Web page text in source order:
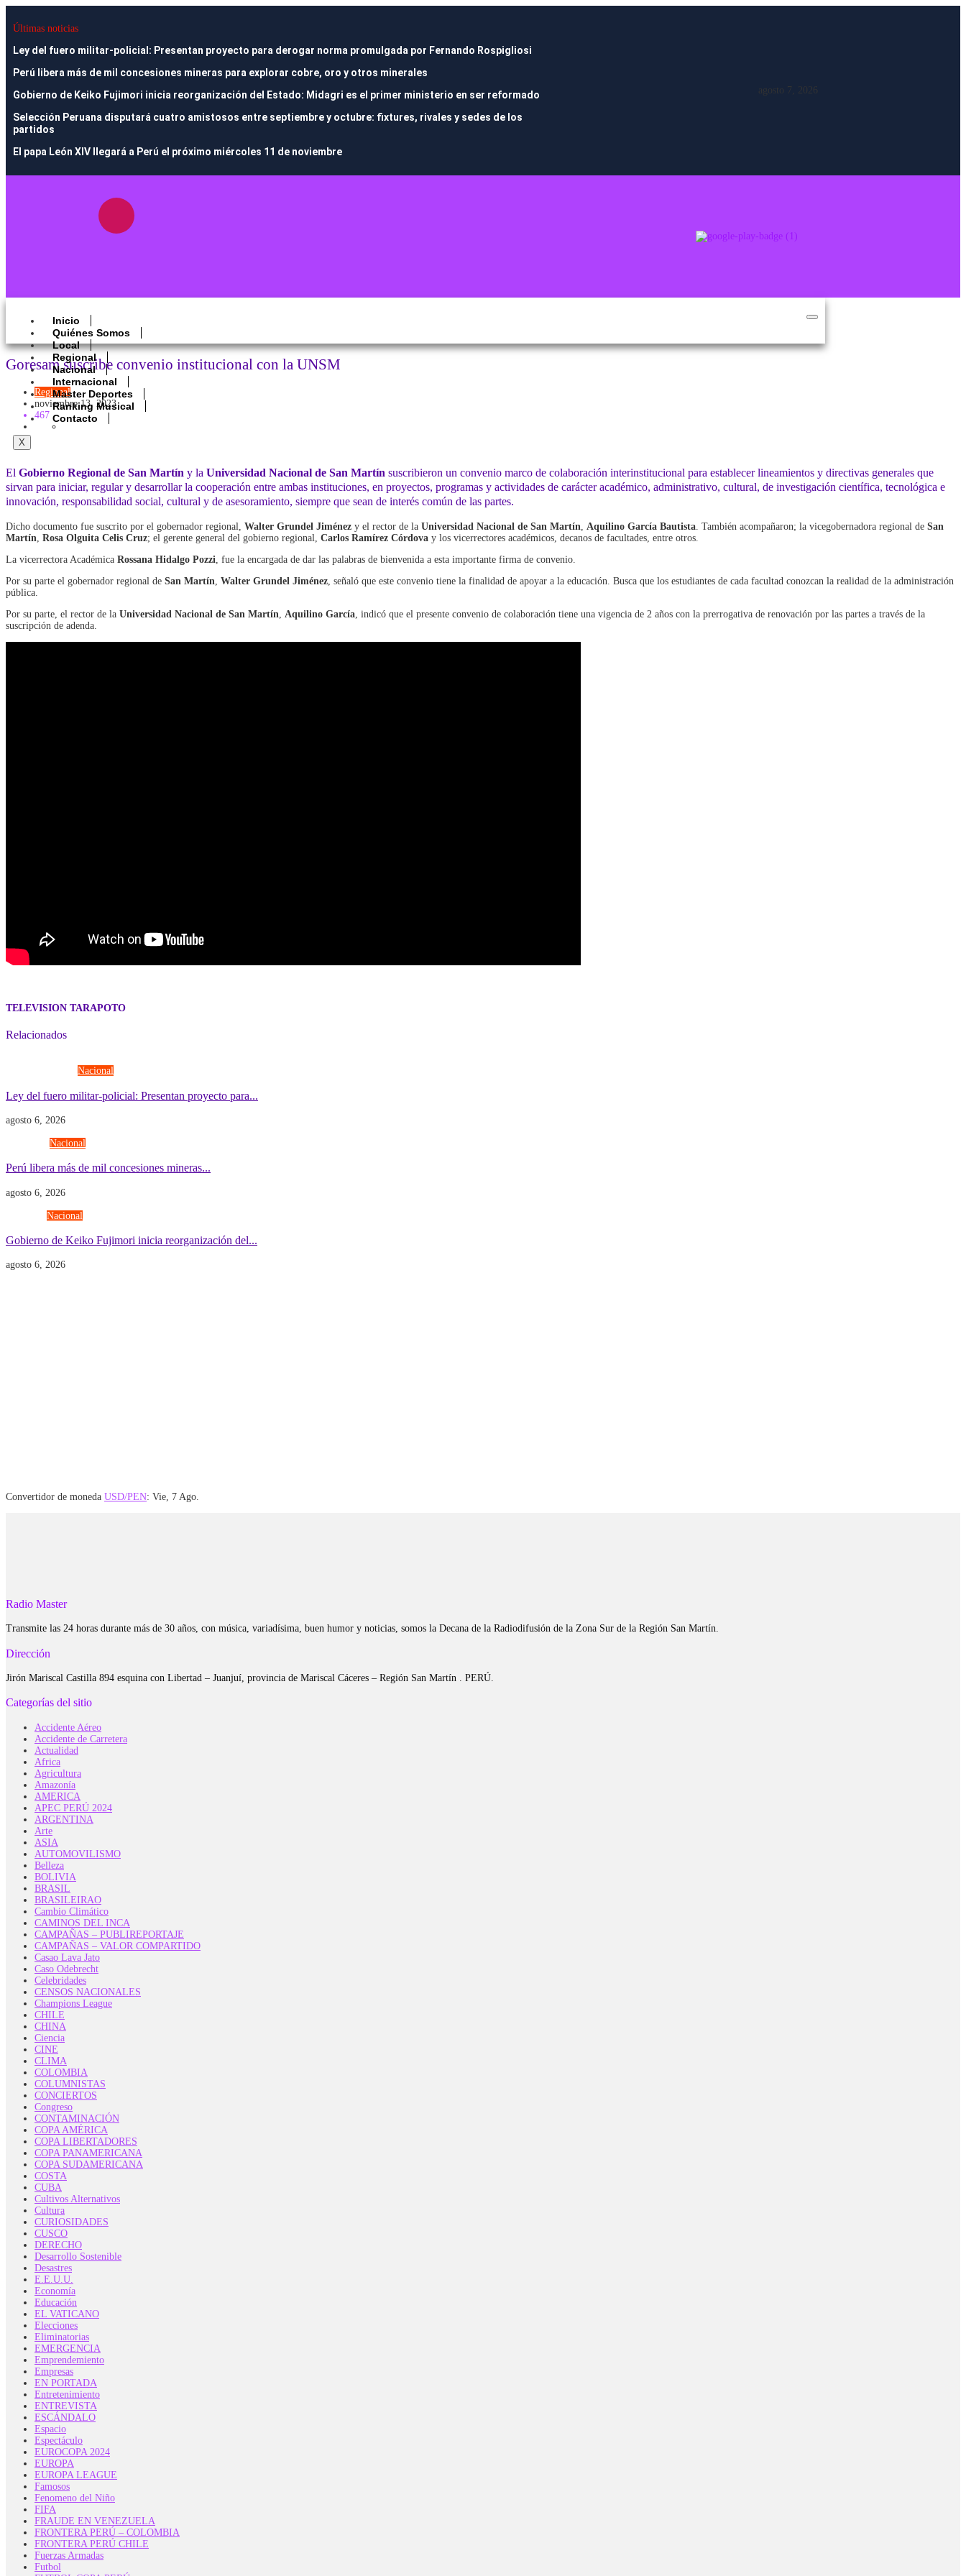
Últimas noticias
Ley del fuero militar-policial: Presentan proyecto para derogar norma promulgada por Fernando Rospigliosi
Perú libera más de mil concesiones mineras para explorar cobre, oro y otros minerales
Gobierno de Keiko Fujimori inicia reorganización del Estado: Midagri es el primer ministerio en ser reformado
Selección Peruana disputará cuatro amistosos entre septiembre y octubre: fixtures, rivales y sedes de los
partidos
El papa León XIV llegará a Perú el próximo miércoles 11 de noviembre
agosto 7, 2026
Inicio
Quiénes Somos
Local
Regional
Nacional
Internacional
Master Deportes
Ranking Musical
Contacto
X
Goresam suscribe convenio institucional con la UNSM
Regional
noviembre 13, 2023
467
El Gobierno Regional de San Martín y la Universidad Nacional de San Martín suscribieron un convenio marco de colaboración interinstitucional para establecer lineamientos y directivas generales que
sirvan para iniciar, regular y desarrollar la cooperación entre ambas instituciones, en proyectos, programas y actividades de carácter académico, administrativo, cultural, de investigación científica, tecnológica e
innovación, responsabilidad social, cultural y de asesoramiento, siempre que sean de interés común de las partes.
Dicho documento fue suscrito por el gobernador regional, Walter Grundel Jiménez y el rector de la Universidad Nacional de San Martín Aquilino García Bautista . También acompañaron; la vicegobernadora regional de San
Martín Rosa Olguita Celis Cruz; el gerente general del gobierno regional, Carlos Ramírez Córdova y los vicerrectores académicos, decanos de facultades, entre otros.
La vicerrectora Académica Rossana Hidalgo Pozzi , fue la encargada de dar las palabras de bienvenida a esta importante firma de convenio.
Por su parte el gobernador regional de San Martín Walter Grundel Jiménez , señaló que este convenio tiene la finalidad de apoyar a la educación. Busca que los estudiantes de cada facultad conozcan la realidad de la administración
pública.
Por su parte, el rector de la Universidad Nacional de San Martín Aquilino García , indicó que el presente convenio de colaboración tiene una vigencia de 2 años con la prerrogativa de renovación por las partes a través de la
suscripción de adenda.
TELEVISION TARAPOTO
Relacionados
Nacional
Ley del fuero militar-policial: Presentan proyecto para...
agosto 6, 2026
Nacional
Perú libera más de mil concesiones mineras...
agosto 6, 2026
Nacional
Gobierno de Keiko Fujimori inicia reorganización del...
agosto 6, 2026
Convertidor de moneda USD/PEN: Vie, 7 Ago.
Radio Master
Transmite las 24 horas durante más de 30 años, con música, variadísima, buen humor y noticias, somos la Decana de la Radiodifusión de la Zona Sur de la Región San Martín.
Dirección
Jirón Mariscal Castilla 894 esquina con Libertad – Juanjuí, provincia de Mariscal Cáceres – Región San Martín . PERÚ.
Categorías del sitio
Accidente Aéreo
Accidente de Carretera
Actualidad
Africa
Agricultura
Amazonía
AMERICA
APEC PERÚ 2024
ARGENTINA
Arte
ASIA
AUTOMOVILISMO
Belleza
BOLIVIA
BRASIL
BRASILEIRAO
Cambio Climático
CAMINOS DEL INCA
CAMPAÑAS – PUBLIREPORTAJE
CAMPAÑAS – VALOR COMPARTIDO
Casao Lava Jato
Caso Odebrecht
Celebridades
CENSOS NACIONALES
Champions League
CHILE
CHINA
Ciencia
CINE
CLIMA
COLOMBIA
COLUMNISTAS
CONCIERTOS
Congreso
CONTAMINACIÓN
COPA AMÉRICA
COPA LIBERTADORES
COPA PANAMERICANA
COPA SUDAMERICANA
COSTA
CUBA
Cultivos Alternativos
Cultura
CURIOSIDADES
CUSCO
DERECHO
Desarrollo Sostenible
Desastres
E.E.U.U.
Economía
Educación
EL VATICANO
Elecciones
Eliminatorias
EMERGENCIA
Emprendemiento
Empresas
EN PORTADA
Entretenimiento
ENTREVISTA
ESCÁNDALO
Espacio
Espectáculo
EUROCOPA 2024
EUROPA
EUROPA LEAGUE
Famosos
Fenomeno del Niño
FIFA
FRAUDE EN VENEZUELA
FRONTERA PERÚ – COLOMBIA
FRONTERA PERÚ CHILE
Fuerzas Armadas
Futbol